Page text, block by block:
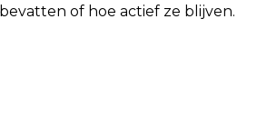
of hoe actief ze blijven.